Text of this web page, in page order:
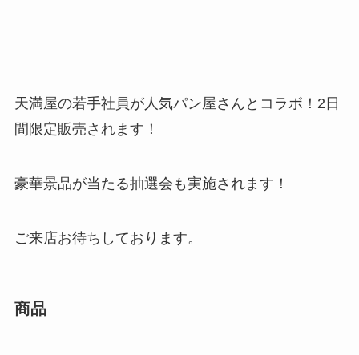
天満屋の若手社員が人気パン屋さんとコラボ！2日
間限定販売されます！
豪華景品が当たる抽選会も実施されます！
ご来店お待ちしております。
商品